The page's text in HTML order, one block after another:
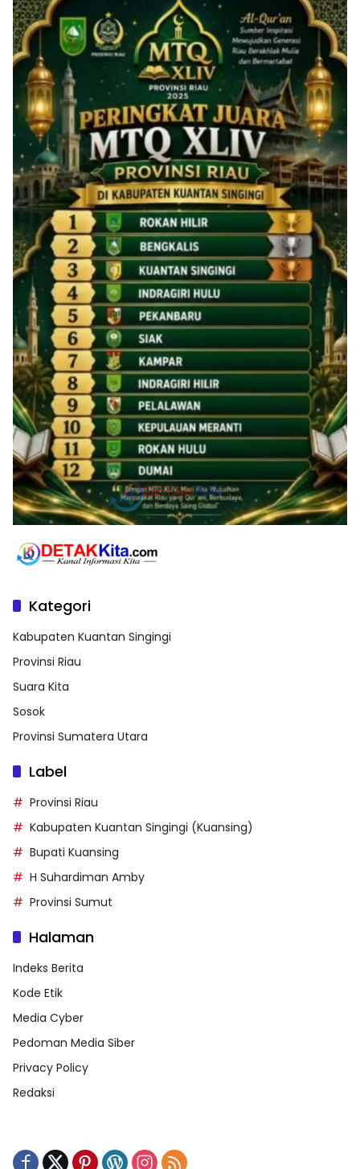
Kategori
Kabupaten Kuantan Singingi
Provinsi Riau
Suara Kita
Sosok
Provinsi Sumatera Utara
Label
Provinsi Riau
Kabupaten Kuantan Singingi (Kuansing)
Bupati Kuansing
H Suhardiman Amby
Provinsi Sumut
Halaman
Indeks Berita
Kode Etik
Media Cyber
Pedoman Media Siber
Privacy Policy
Redaksi